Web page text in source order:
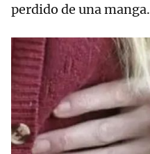
perdido de una manga.